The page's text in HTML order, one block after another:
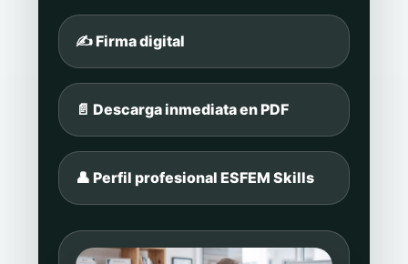
✍️ Firma digital
📄 Descarga inmediata en PDF
👤 Perfil profesional ESFEM Skills